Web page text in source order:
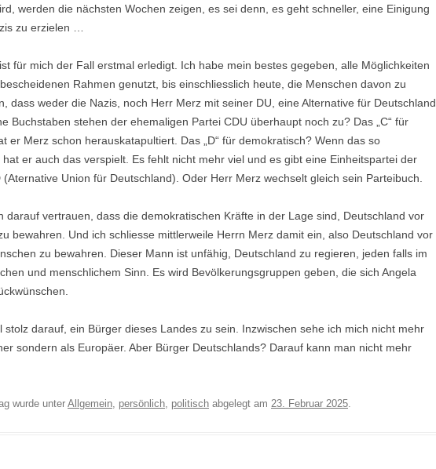
werden die nächsten Wochen zeigen, es sei denn, es geht schneller, eine Einigung
zu erzielen …
für mich der Fall erstmal erledigt. Ich habe mein bestes gegeben, alle Möglichkeiten
Rahmen genutzt, bis einschliesslich heute, die Menschen davon zu
dass weder die Nazis, noch Herr Merz mit seiner DU, eine Alternative für Deutschland
Buchstaben stehen der ehemaligen Partei CDU überhaupt noch zu? Das „C“ für
er Merz schon herauskatapultiert. Das „D“ für demokratisch? Wenn das so
er auch das verspielt. Es fehlt nicht mehr viel und es gibt eine Einheitspartei der
(Aternative Union für Deutschland). Oder Herr Merz wechselt gleich sein Parteibuch.
darauf vertrauen, dass die demokratischen Kräfte in der Lage sind, Deutschland vor
bewahren. Und ich schliesse mittlerweile Herrn Merz damit ein, also Deutschland vor
zu bewahren. Dieser Mann ist unfähig, Deutschland zu regieren, jeden falls im
und menschlichem Sinn. Es wird Bevölkerungsgruppen geben, die sich Angela
stolz darauf, ein Bürger dieses Landes zu sein. Inzwischen sehe ich mich nicht mehr
sondern als Europäer. Aber Bürger Deutschlands? Darauf kann man nicht mehr
wurde unterAllgemein, persönlich, politisch abgelegt am 23. Februar 2025.